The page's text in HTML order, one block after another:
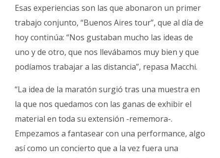
Esas experiencias son las que abonaron un primer
trabajo conjunto, “Buenos Aires tour”, que al día de
hoy continúa: “Nos gustaban mucho las ideas de
uno y de otro, que nos llevábamos muy bien y que
podíamos trabajar a las distancia”, repasa Macchi.
“La idea de la maratón surgió tras una muestra en
la que nos quedamos con las ganas de exhibir el
material en toda su extensión -rememora-.
Empezamos a fantasear con una performance, algo
así como un concierto que a la vez fuera una